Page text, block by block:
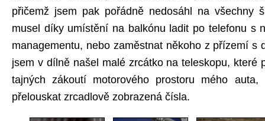
přičemž jsem pak pořádně nedosáhl na všechny
musel díky umístění na balkónu ladit po telefonu s
managementu, nebo zaměstnat někoho z přízemí s
jsem v dílně našel malé zrcátko na teleskopu, které
tajných zákoutí motorového prostoru mého
přelouskat zrcadlově zobrazená čísla.